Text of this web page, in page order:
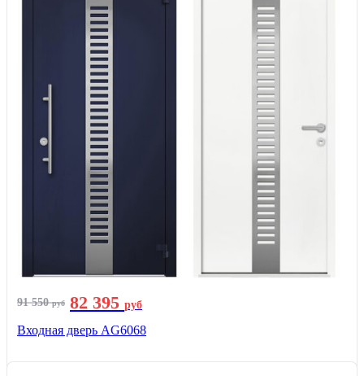
91 550руб 82 395 руб
Входная дверь AG6068